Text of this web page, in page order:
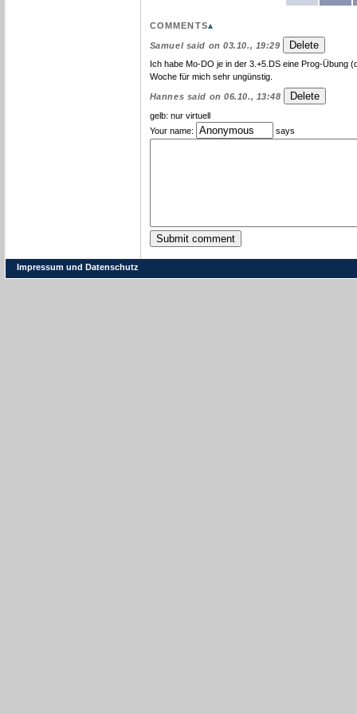
COMMENTSSORT NEWEST COMMENT
▴
Samuel said on 03.10., 19:29
Ich habe Mo-DO je in der 3.+5.DS eine Prog-Übung
Woche für mich sehr ungünstig.
Hannes said on 06.10., 13:48
gelb: nur virtuell
Your name:
says
Impressum und Datenschutz